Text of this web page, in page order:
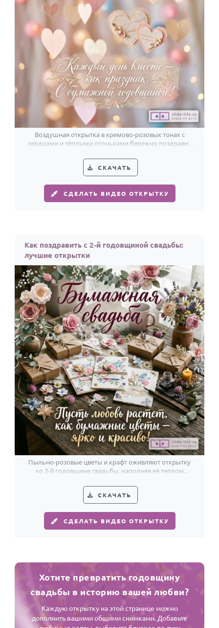
Воздушная открытка в кремово-розовых тонах с
сердцами и тёплыми огоньками бережно поздравит
СКАЧАТЬ
СДЕЛАТЬ ВИДЕО ОТКРЫТКУ
Как поздравить с 2-й годовщиной свадьбы:
лучшие открытки
Пыльно-розовые цветы и крафт оживляют открытку
ко 2-й годовщине свадьбы, наполняя её теплом
СКАЧАТЬ
СДЕЛАТЬ ВИДЕО ОТКРЫТКУ
Хотите превратить годовщину
свадьбы в историю вашей любви?
Каждую открытку на этой странице можно
дополнить вашими общими снимками. Добавьте